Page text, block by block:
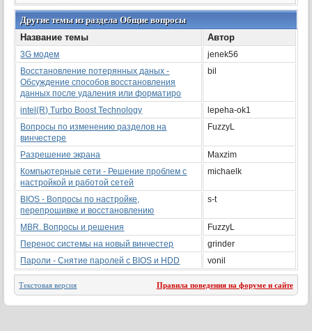
Другие темы из раздела Общие вопросы
Название темы
Автор
3G модем
jenek56
Восстановление потерянных даных -
Обсуждение способов восстановления
данных после удаления или форматиро
bil
intel(R) Turbo Boost Technology
lepeha-ok1
Вопросы по изменению разделов на
винчестере
FuzzyL
Разрешение экрана
Maxzim
Компьютерные сети - Решение проблем с
настройкой и работой сетей
michaelk
BIOS - Вопросы по настройке,
перепрошивке и восстановлению
s-t
MBR. Вопросы и решения
FuzzyL
Перенос системы на новый винчестер
grinder
Пароли - Снятие паролей с BIOS и HDD
vonil
Текстовая версия Правила поведения на форуме и сайте